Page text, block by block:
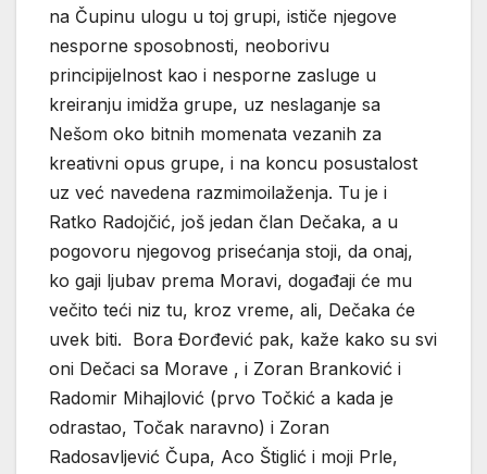
na Čupinu ulogu u toj grupi, ističe njegove
nesporne sposobnosti, neoborivu
principijelnost kao i nesporne zasluge u
kreiranju imidža grupe, uz neslaganje sa
Nešom oko bitnih momenata vezanih za
kreativni opus grupe, i na koncu posustalost
uz već navedena razmimoilaženja. Tu je i
Ratko Radojčić, još jedan član Dečaka, a u
pogovoru njegovog prisećanja stoji, da onaj,
ko gaji ljubav prema Moravi, događaji će mu
večito teći niz tu, kroz vreme, ali, Dečaka će
uvek biti. Bora Đorđević pak, kaže kako su svi
oni Dečaci sa Morave , i Zoran Branković i
Radomir Mihajlović (prvo Točkić a kada je
odrastao, Točak naravno) i Zoran
Radosavljević Čupa, Aco Štiglić i moji Prle,